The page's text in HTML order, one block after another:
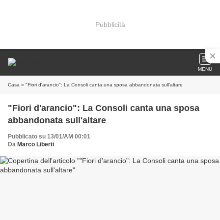
Pubblicità
MENU
Casa » "Fiori d'arancio": La Consoli canta una sposa abbandonata sull'altare
"Fiori d'arancio": La Consoli canta una sposa
abbandonata sull'altare
Pubblicato su 13/01/AM 00:01
Da Marco Liberti